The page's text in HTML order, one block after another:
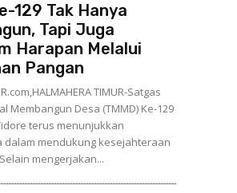
129 Tak Hanya
Tapi Juga
Harapan Melalui
Pangan
TIMUR-Satgas
Membangun Desa (TMMD) Ke-129
terus menunjukkan
dalam mendukung kesejahteraan
mengerjakan...